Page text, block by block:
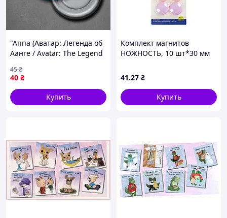
"Аппа (Аватар: Легенда об
Аанге / Avatar: The Legend
Ø44 мм
40 ₴
45₴
Купить
Комплект магнитов
НОЖНОСТЬ, 10 шт*30 мм
41.27 ₴
Купить